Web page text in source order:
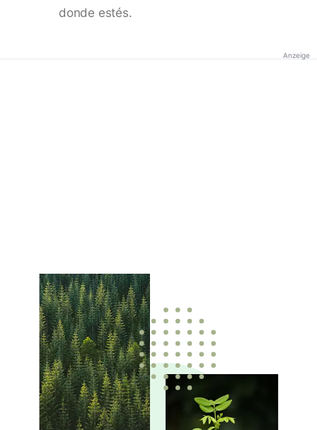
donde estés.
Anzeige